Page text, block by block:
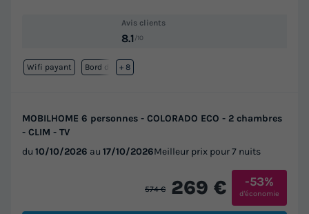
Avis clients
8.1 /10
Wifi payant Bord de mer
+ 8
MOBILHOME 6 personnes - COLORADO ECO - 2 chambres
- CLIM - TV
du 10/10/2026 au 17/10/2026Meilleur prix pour 7 nuits
574 € 269 € -53%
d'économie